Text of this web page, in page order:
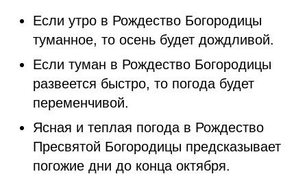
Если утро в Рождество Богородицы
туманное, то осень будет дождливой.
Если туман в Рождество Богородицы
развеется быстро, то погода будет
переменчивой.
Ясная и теплая погода в Рождество
Пресвятой Богородицы предсказывает
погожие дни до конца октября.